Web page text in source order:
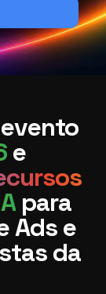
e
para
Ads e
da